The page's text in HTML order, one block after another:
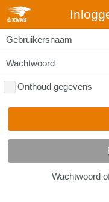
Gebruikersnaam
Wachtwoord
Onthoud gegevens
Wachtwoord